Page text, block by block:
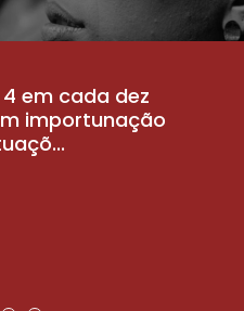
em cada dez
importunação